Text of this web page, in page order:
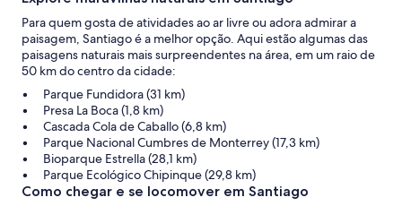
Para quem gosta de atividades ao ar livre ou adora admirar a
paisagem, Santiago é a melhor opção. Aqui estão algumas das
paisagens naturais mais surpreendentes na área, em um raio de
50 km do centro da cidade:
Parque Fundidora (31 km)
Presa La Boca (1,8 km)
Cascada Cola de Caballo (6,8 km)
Parque Nacional Cumbres de Monterrey (17,3 km)
Bioparque Estrella (28,1 km)
Parque Ecológico Chipinque (29,8 km)
Como chegar e se locomover em Santiago